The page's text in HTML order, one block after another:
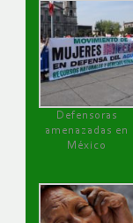
Defensoras
amenazadas en
México